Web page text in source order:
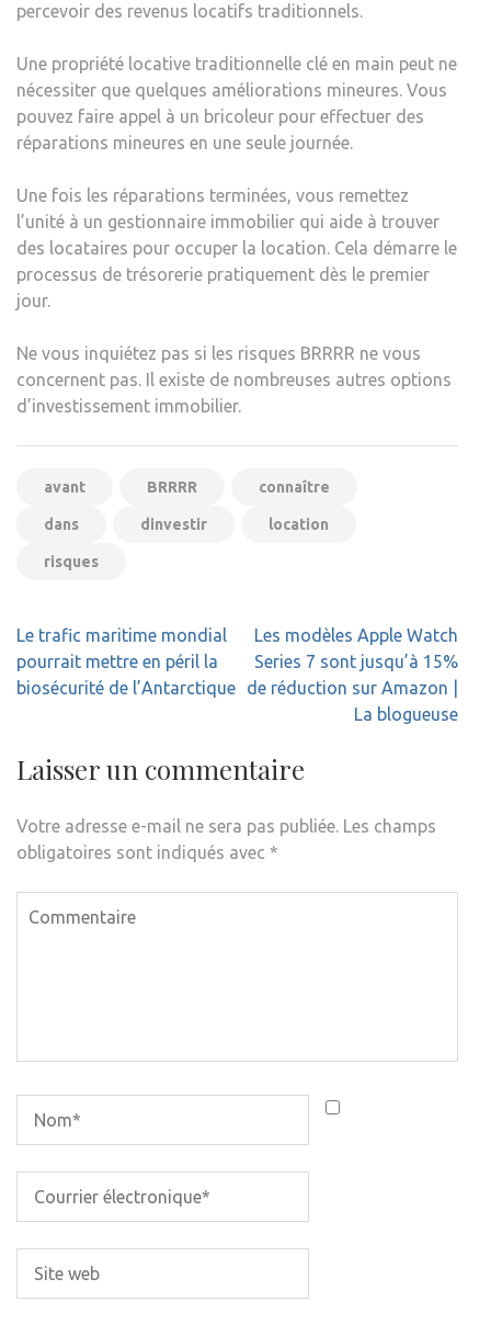
percevoir des revenus locatifs traditionnels.
Une propriété locative traditionnelle clé en main peut ne
nécessiter que quelques améliorations mineures. Vous
pouvez faire appel à un bricoleur pour effectuer des
réparations mineures en une seule journée.
Une fois les réparations terminées, vous remettez
l’unité à un gestionnaire immobilier qui aide à trouver
des locataires pour occuper la location. Cela démarre le
processus de trésorerie pratiquement dès le premier
jour.
Ne vous inquiétez pas si les risques BRRRR ne vous
concernent pas. Il existe de nombreuses autres options
d’investissement immobilier.
avant BRRRR connaître
dans dinvestir location
risques
Navigation
de
l’article
Le trafic maritime mondial
pourrait mettre en péril la
biosécurité de l’Antarctique
Les modèles Apple Watch
Series 7 sont jusqu’à 15%
de réduction sur Amazon |
La blogueuse
Laisser un commentaire
Votre adresse e-mail ne sera pas publiée. Les champs
obligatoires sont indiqués avec *